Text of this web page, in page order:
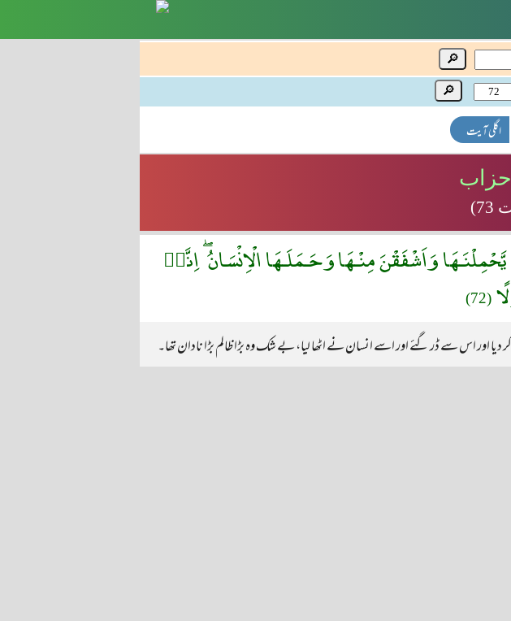
🔎
🔎
اگلی آیت
وَاَشْفَقْنَ مِنْـهَا وَحَـمَلَـهَا الْاِنْسَانُ ۖ اِنَّهٝ
(72)
اور اس سے ڈر گئے اور اسے انسان نے اٹھا لیا، بے شک وہ بڑا ظالم بڑا نادان تھا۔